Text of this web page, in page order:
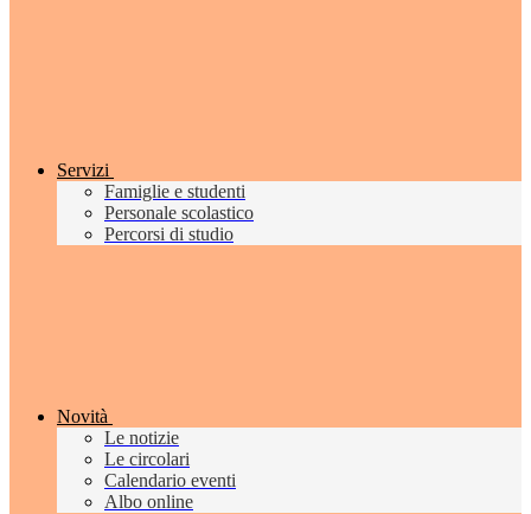
Servizi
Famiglie e studenti
Personale scolastico
Percorsi di studio
Novità
Le notizie
Le circolari
Calendario eventi
Albo online